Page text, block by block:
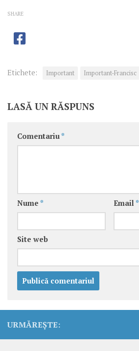
SHARE
Etichete: Important Important-Francisc
LASĂ UN RĂSPUNS
Comentariu *
Nume * Email *
Site web
URMĂREȘTE: